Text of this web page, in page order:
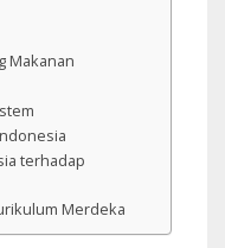
Makanan
terhadap
Merdeka